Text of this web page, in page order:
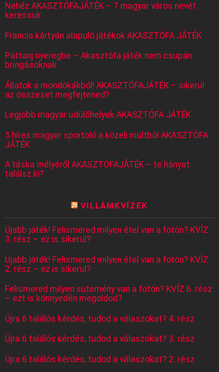
Nehéz AKASZTÓFAJÁTÉK – 7 magyar város nevét
keressük
Francia kártyán alapuló játékok AKASZTÓFA JÁTÉK
Pattanj nyeregbe – Akasztófa játék nem csupán
bringásoknak
Állatok a mondókákból! AKASZTÓFAJÁTÉK – sikerül
az összeset megfejtened?
Legjobb magyar üdülőhelyek AKASZTÓFA JÁTÉK
5 híres magyar sportoló a közeli múltból AKASZTÓFA
JÁTÉK
A táska mélyéről AKASZTÓFAJÁTÉK – te hányat
találsz ki?
VILLÁMKVÍZEK
Újabb játék! Felismered milyen étel van a fotón? KVÍZ
3. rész – ez is sikerül?
Újabb játék! Felismered milyen étel van a fotón? KVÍZ
2. rész – ez is sikerül?
Felismered milyen sütemény van a fotón? KVÍZ 6. rész
– ezt is könnyedén megoldod?
Újra 6 találós kérdés, tudod a válaszokat? 4. rész
Újra 6 találós kérdés, tudod a válaszokat? 3. rész
Újra 6 találós kérdés, tudod a válaszokat? 2. rész